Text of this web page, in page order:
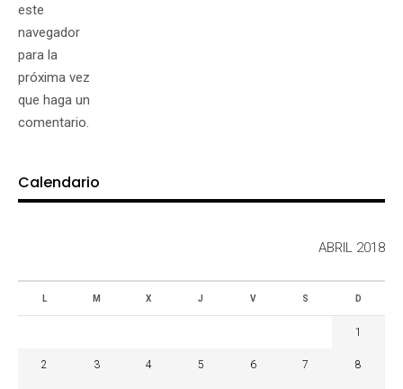
este
navegador
para la
próxima vez
que haga un
comentario.
Calendario
ABRIL 2018
L M X J V S D
1
2 3 4 5 6 7 8